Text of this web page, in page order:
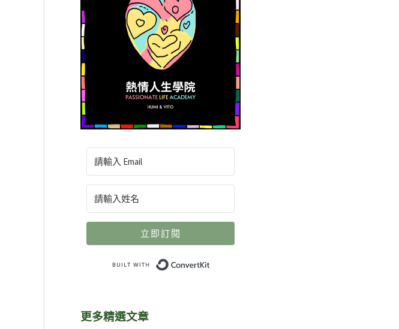
立即訂閱
更多精選文章